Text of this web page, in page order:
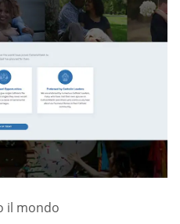
il mondo